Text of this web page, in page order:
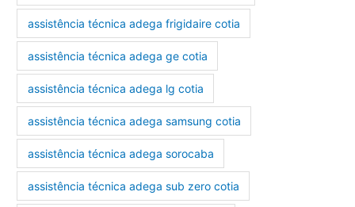
assistência técnica adega frigidaire cotia
assistência técnica adega ge cotia
assistência técnica adega lg cotia
assistência técnica adega samsung cotia
assistência técnica adega sorocaba
assistência técnica adega sub zero cotia